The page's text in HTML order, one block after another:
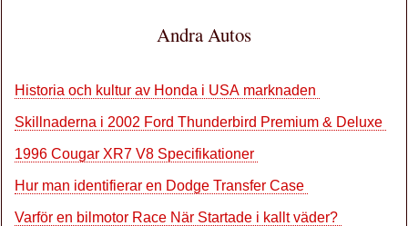
Andra Autos
Historia och kultur av Honda i USA marknaden
Skillnaderna i 2002 Ford Thunderbird Premium & Deluxe
1996 Cougar XR7 V8 Specifikationer
Hur man identifierar en Dodge Transfer Case
Varför en bilmotor Race När Startade i kallt väder?